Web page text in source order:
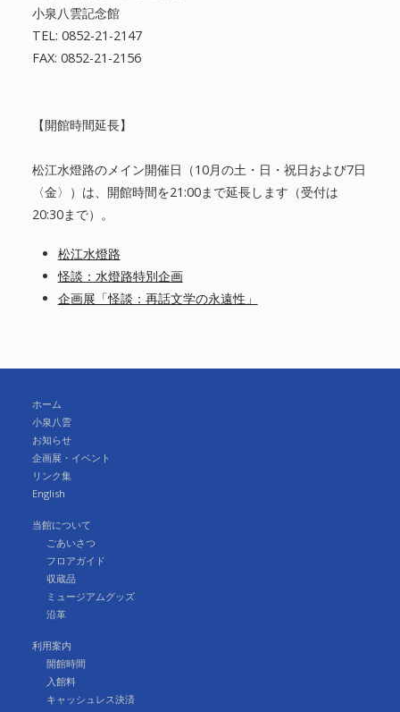
小泉八雲記念館
TEL: 0852-21-2147
FAX: 0852-21-2156
【開館時間延長】
松江水燈路のメイン開催日（10月の土・日・祝日および7日
〈金〉）は、開館時間を21:00まで延長します（受付は
20:30まで）。
松江水燈路
怪談：水燈路特別企画
企画展「怪談：再話文学の永遠性」
ホーム
小泉八雲
お知らせ
企画展・イベント
リンク集
English
当館について
ごあいさつ
フロアガイド
収蔵品
ミュージアムグッズ
沿革
利用案内
開館時間
入館料
キャッシュレス決済